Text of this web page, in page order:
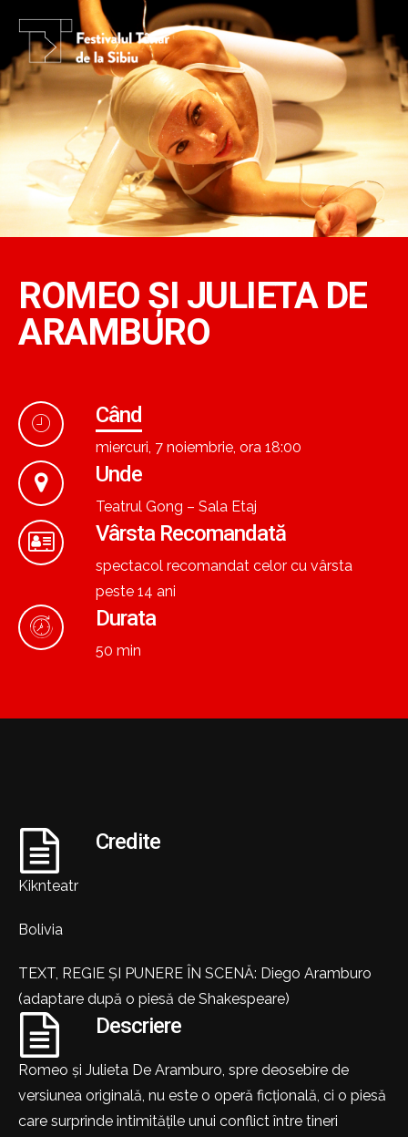
ROMEO ȘI JULIETA DE
ARAMBURO
Când
miercuri, 7 noiembrie, ora 18:00
Unde
Teatrul Gong – Sala Etaj
Vârsta Recomandată
spectacol recomandat celor cu vârsta
peste 14 ani
Durata
50 min
Credite
Kiknteatr
Bolivia
TEXT, REGIE ȘI PUNERE ÎN SCENĂ: Diego Aramburo
(adaptare după o piesă de Shakespeare)
Descriere
Romeo și Julieta De Aramburo, spre deosebire de
versiunea originală, nu este o operă ficțională, ci o piesă
care surprinde intimitățile unui conflict între tineri